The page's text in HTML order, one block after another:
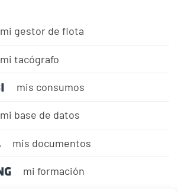
mi gestor de flota
mi tacógrafo
mis consumos
mi base de datos
mis documentos
mi formación